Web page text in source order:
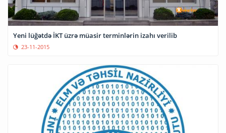
Yeni lüğətdə İKT üzrə müasir terminlərin izahı verilib
23-11-2015